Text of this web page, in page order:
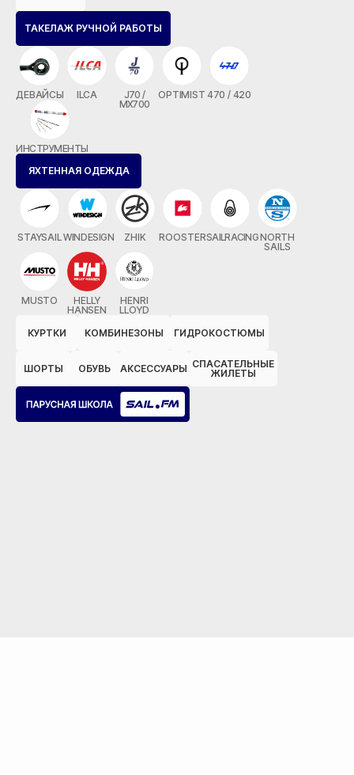
ТАКЕЛАЖ РУЧНОЙ РАБОТЫ
ДЕВАЙСЫ ILCA
J70 /
MX700
OPTIMIST 470 / 420
ИНСТРУМЕНТЫ
ЯХТЕННАЯ ОДЕЖДА
STAYSAILWINDESIGN ZHIK ROOSTERSAILRACINGNORTH
SAILS
MUSTO
HELLY
HANSEN
HENRI
LLOYD
КУРТКИ
КОМБИНЕЗОНЫ ГИДРОКОСТЮМЫ
ШОРТЫ ОБУВЬ АКСЕССУАРЫ СПАСАТЕЛЬНЫЕ
ЖИЛЕТЫ